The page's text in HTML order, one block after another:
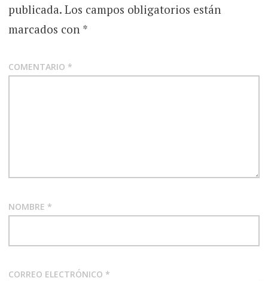
publicada. Los campos obligatorios están
marcados con *
COMENTARIO *
NOMBRE *
CORREO ELECTRÓNICO *